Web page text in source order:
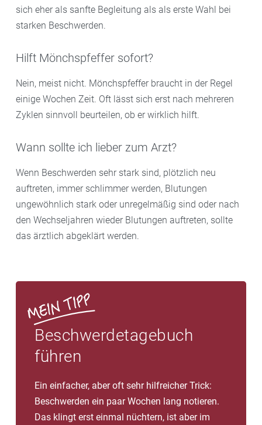
sich eher als sanfte Begleitung als als erste Wahl bei
starken Beschwerden.
Hilft Mönchspfeffer sofort?
Nein, meist nicht. Mönchspfeffer braucht in der Regel
einige Wochen Zeit. Oft lässt sich erst nach mehreren
Zyklen sinnvoll beurteilen, ob er wirklich hilft.
Wann sollte ich lieber zum Arzt?
Wenn Beschwerden sehr stark sind, plötzlich neu
auftreten, immer schlimmer werden, Blutungen
ungewöhnlich stark oder unregelmäßig sind oder nach
den Wechseljahren wieder Blutungen auftreten, sollte
das ärztlich abgeklärt werden.
Beschwerdetagebuch
führen
Ein einfacher, aber oft sehr hilfreicher Trick:
Beschwerden ein paar Wochen lang notieren.
Das klingt erst einmal nüchtern, ist aber im